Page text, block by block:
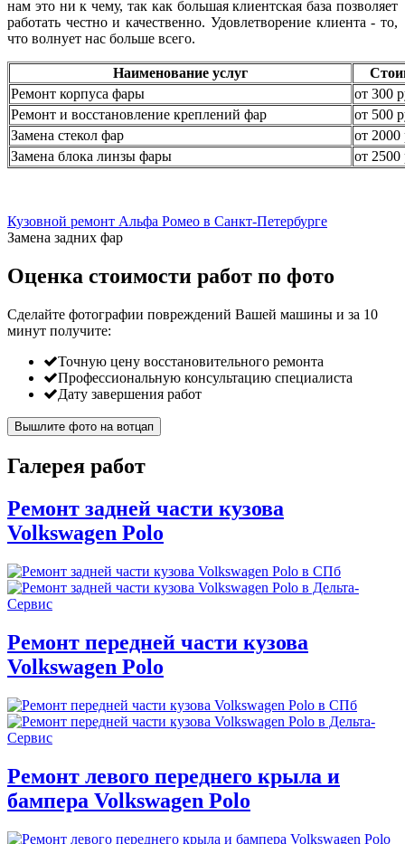
нам это ни к чему, так как большая клиентская база позволяет
работать честно и качественно. Удовлетворение клиента - то,
что волнует нас больше всего.
Наименование услуг
Ремонт корпуса фары
от 300
Ремонт и восстановление креплений фар
от 500
Замена стекол фар
от 2000
Замена блока линзы фары
от 2500
Кузовной ремонт Альфа Ромео в Санкт-Петербурге
Замена задних фар
Оценка стоимости работ по фото
Сделайте фотографии повреждений Вашей машины и за 10
минут получите:
Точную цену восстановительного ремонта
Профессиональную консультацию специалиста
Дату завершения работ
Вышлите фото на вотцап
Галерея работ
Ремонт задней части кузова
Volkswagen Polo
Ремонт передней части кузова
Volkswagen Polo
Ремонт левого переднего крыла и
бампера Volkswagen Polo